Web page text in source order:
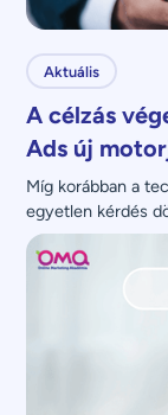
Aktuális
A célzás
Ads új
Míg korábban a
egyetlen kérdés
üzenettel?